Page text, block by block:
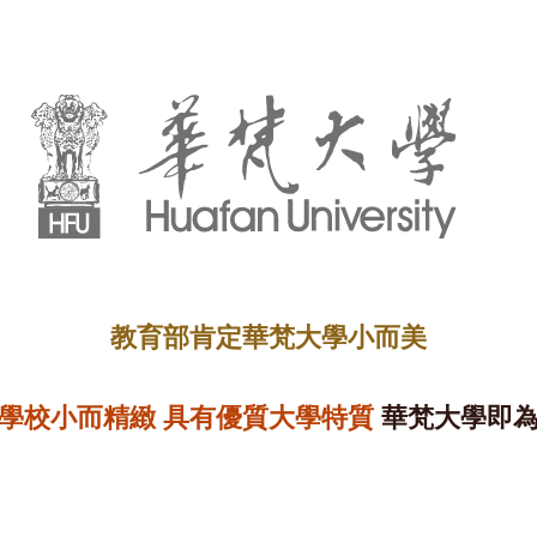
教育部肯定華梵大學小而美
校小而精緻 具有優質大學特質華梵大學即